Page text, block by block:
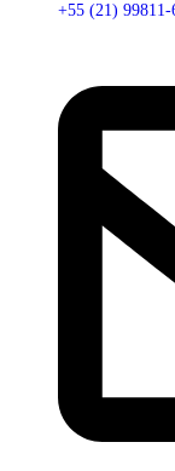
+55 (21) 99811-